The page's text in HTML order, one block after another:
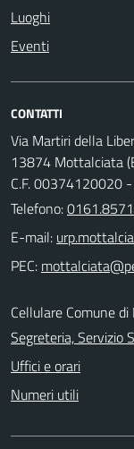
Luoghi
Eventi
CONTATTI
Via Martiri della
13874 Mottalciata
C.F. 00374120020
Telefono:
E-mail:
PEC:
Cellulare Comune
Segreteria, Servizio
Uffici e orari
Numeri utili